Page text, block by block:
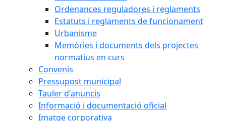
Ordenances reguladores i reglaments
Estatuts i reglaments de funcionament
Urbanisme
Memòries i documents dels projectes
normatius en curs
Convenis
Pressupost municipal
Tauler d'anuncis
Informació i documentació oficial
Imatge corporativa